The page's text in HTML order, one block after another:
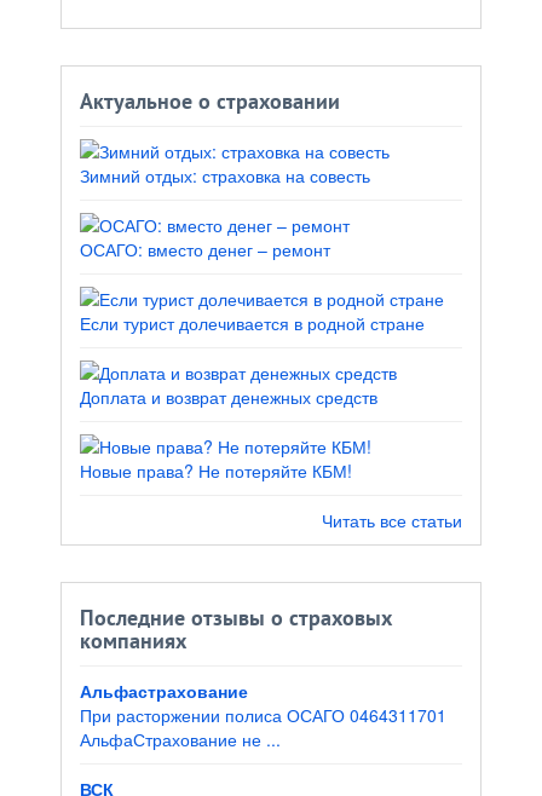
Актуальное о страховании
Зимний отдых: страховка на совесть
ОСАГО: вместо денег – ремонт
Если турист долечивается в родной стране
Доплата и возврат денежных средств
Новые права? Не потеряйте КБМ!
Читать все статьи
Последние отзывы о страховых
компаниях
Альфастрахование
При расторжении полиса ОСАГО 0464311701
АльфаСтрахование не ...
ВСК